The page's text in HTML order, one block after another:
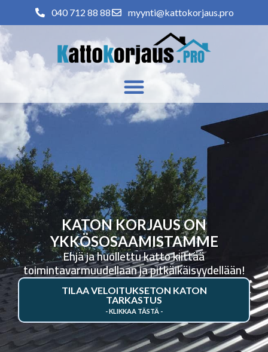
040 712 88 88 myynti@kattokorjaus.pro
KATON KORJAUS ON
YKKÖSOSAAMISTAMME
Ehjä ja huollettu katto kiittää
toimintavarmuudellaan ja pitkäikäisyydellään!
TILAA VELOITUKSETON KATON
TARKASTUS